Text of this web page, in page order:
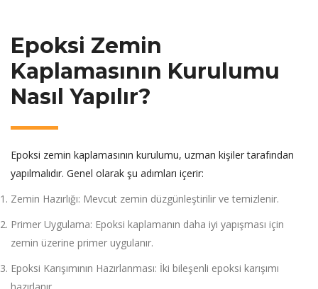
Epoksi Zemin
Kaplamasının Kurulumu
Nasıl Yapılır?
Epoksi zemin kaplamasının kurulumu, uzman kişiler tarafından
yapılmalıdır. Genel olarak şu adımları içerir:
Zemin Hazırlığı: Mevcut zemin düzgünleştirilir ve temizlenir.
Primer Uygulama: Epoksi kaplamanın daha iyi yapışması için
zemin üzerine primer uygulanır.
Epoksi Karışımının Hazırlanması: İki bileşenli epoksi karışımı